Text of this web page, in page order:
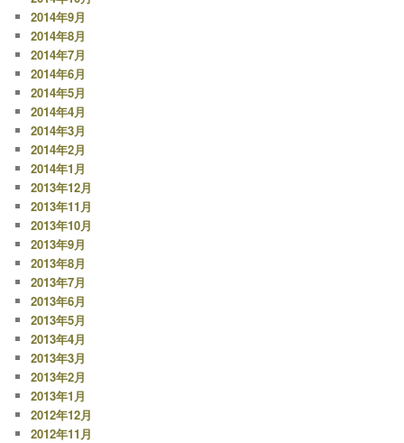
2014年9月
2014年8月
2014年7月
2014年6月
2014年5月
2014年4月
2014年3月
2014年2月
2014年1月
2013年12月
2013年11月
2013年10月
2013年9月
2013年8月
2013年7月
2013年6月
2013年5月
2013年4月
2013年3月
2013年2月
2013年1月
2012年12月
2012年11月